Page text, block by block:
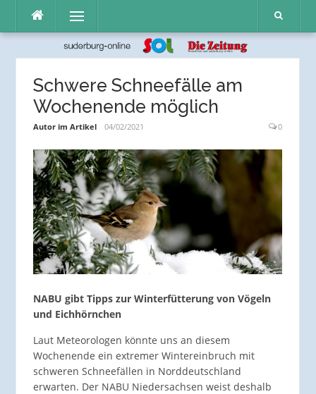
Inhalt
Menü
Schwere Schneefälle am
Wochenende möglich
Autor im Artikel 04/02/2021 0
NABU gibt Tipps zur Winterfütterung von Vögeln
und Eichhörnchen
Laut Meteorologen könnte uns an diesem
Wochenende ein extremer Wintereinbruch mit
schweren Schneefällen in Norddeutschland
erwarten. Der NABU Niedersachsen weist deshalb